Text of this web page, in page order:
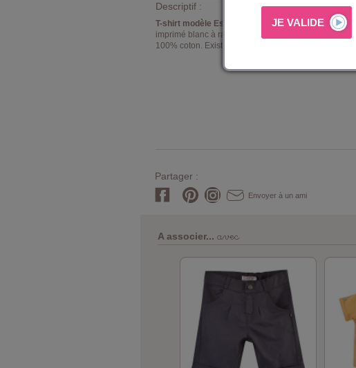
Descriptif :
T-shirt modèle Eshwar Sucre d'Orge. Tee-shirt
imprimé blanc à rayures multicolores - col rond,
100% coton. Existe du 3 au 10 ans.
Partager :
Envoyer à un ami
A associer...